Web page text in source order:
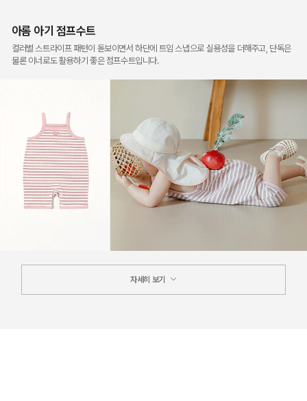
아롬 아기 점프수트
컬러별 스트라이프 패턴이 돋보이면서 하단에 트임 스냅으로 실용성을 더해주고, 단독은
물론 이너로도 활용하기 좋은 점프수트입니다.
자세히 보기